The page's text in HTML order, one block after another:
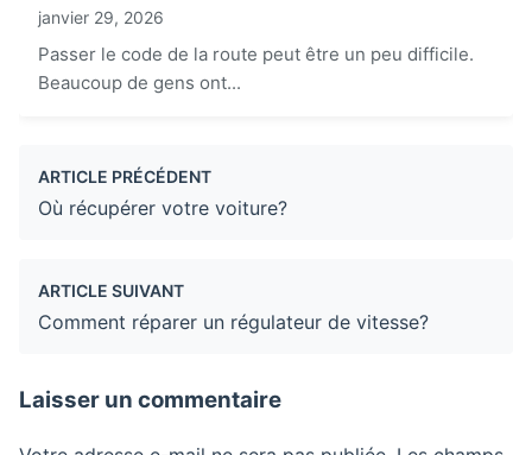
janvier 29, 2026
Passer le code de la route peut être un peu difficile.
Beaucoup de gens ont...
ARTICLE PRÉCÉDENT
Où récupérer votre voiture?
ARTICLE SUIVANT
Comment réparer un régulateur de vitesse?
Laisser un commentaire